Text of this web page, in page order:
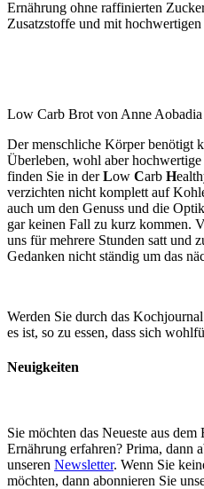
Ernährung ohne raffinierten
Zusatzstoffe und mit
Low Carb Brot von Anne Aobadia
Der menschliche Körper benötigt
Überleben, wohl aber
finden Sie in derLow Carb H
verzichten nicht komplett auf
auch um den Genuss und die
gar keinen Fall zu kurz kommen.
uns für mehrere Stunden satt und
Gedanken nicht ständig um das
Werden Sie durch das
es ist, so zu essen, dass sich
Neuigkeiten
Sie möchten das Neueste aus
Ernährung erfahren? Prima, dann
unseren Newsletter. Wenn Sie
möchten, dann abonnieren Sie